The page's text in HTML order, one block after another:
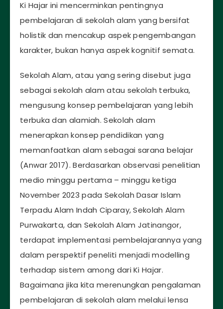
Ki Hajar ini mencerminkan pentingnya
pembelajaran di sekolah alam yang bersifat
holistik dan mencakup aspek pengembangan
karakter, bukan hanya aspek kognitif semata.
Sekolah Alam, atau yang sering disebut juga
sebagai sekolah alam atau sekolah terbuka,
mengusung konsep pembelajaran yang lebih
terbuka dan alamiah. Sekolah alam
menerapkan konsep pendidikan yang
memanfaatkan alam sebagai sarana belajar
(Anwar 2017). Berdasarkan observasi penelitian
medio minggu pertama – minggu ketiga
November 2023 pada Sekolah Dasar Islam
Terpadu Alam Indah Ciparay, Sekolah Alam
Purwakarta, dan Sekolah Alam Jatinangor,
terdapat implementasi pembelajarannya yang
dalam perspektif peneliti menjadi modelling
terhadap sistem among dari Ki Hajar.
Bagaimana jika kita merenungkan pengalaman
pembelajaran di sekolah alam melalui lensa